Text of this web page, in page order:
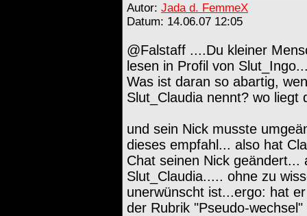
Autor: Jada d. FemmeX
Datum: 14.06.07 12:05
@Falstaff ....Du kleiner
lesen in Profil von
Was ist daran so abartig,
Slut_Claudia nennt? wo liegt
und sein Nick musste
dieses empfahl... also hat
Chat seinen Nick
Slut_Claudia..... ohne zu
unerwünscht ist...ergo: hat
der Rubrik "Pseudo-